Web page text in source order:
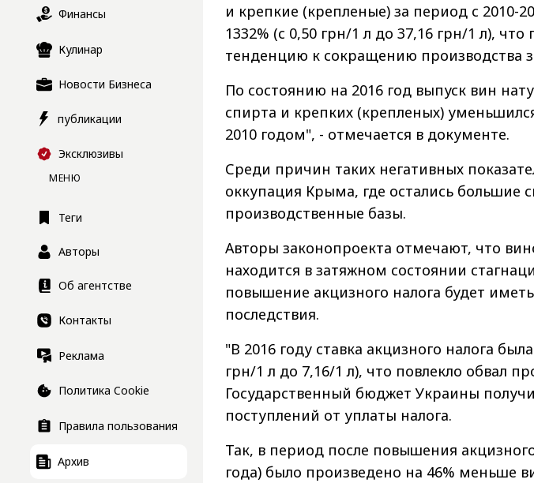
Финансы
Кулинар
Новости Бизнеса
публикации
Эксклюзивы
МЕНЮ
Теги
Авторы
Об агентстве
Контакты
Реклама
Политика Cookie
Правила пользования
Архив
и крепкие (крепленые) за период с 2010-
1332% (с 0,50 грн/1 л до 37,16 грн/1 л),
тенденцию к сокращению производства
По состоянию на 2016 год выпуск вин
спирта и крепких (крепленых)
2010 годом", - отмечается в документе.
Среди причин таких негативных
оккупация Крыма, где остались большие
производственные базы.
Авторы законопроекта отмечают, что
находится в затяжном состоянии
повышение акцизного налога будет
последствия.
"В 2016 году ставка акцизного налога
грн/1 л до 7,16/1 л), что повлекло обвал
Государственный бюджет Украины
поступлений от уплаты налога.
Так, в период после повышения
года) было произведено на 46% меньше